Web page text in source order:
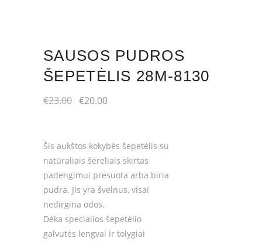
SAUSOS PUDROS
ŠEPETĖLIS 28M-8130
€23.00 Original
€20.00Current
Šis aukštos kokybės šepetėlis su
natūraliais šereliais skirtas
padengimui presuota arba biria
pudra. Jis yra švelnus, visai
nedirgina odos.
Dėka specialios šepetėlio
galvutės lengvai ir tolygiai